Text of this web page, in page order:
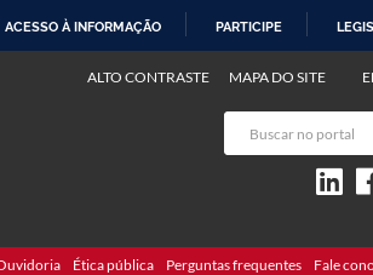
ACESSO À INFORMAÇÃO PARTICIPE
ALTO CONTRASTE MAPA DO SITE
Ética pública Perguntas frequentes Fale